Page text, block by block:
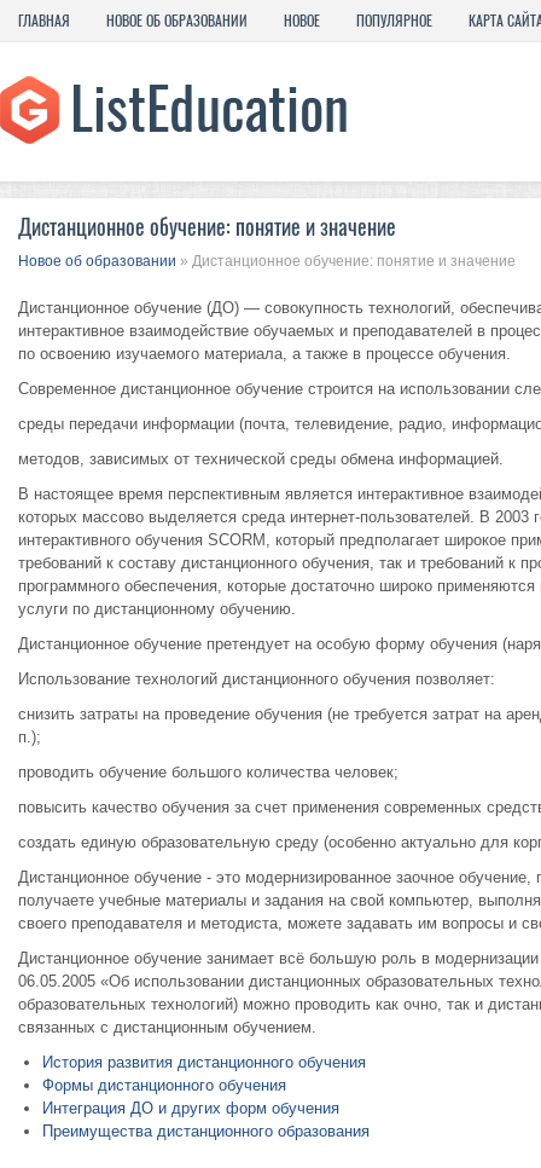
ГЛАВНАЯ НОВОЕ ОБ ОБРАЗОВАНИИ НОВОЕ ПОПУЛЯРНОЕ КАРТА
Дистанционное обучение: понятие и значение
Новое об образовании » Дистанционное обучение: понятие и значение
Дистанционное обучение (ДО) — совокупность технологий,
интерактивное взаимодействие обучаемых и преподавателей в
по освоению изучаемого материала, а также в процессе обучения.
Современное дистанционное обучение строится на использовании
среды передачи информации (почта, телевидение, радио,
методов, зависимых от технической среды обмена информацией.
В настоящее время перспективным является интерактивное
которых массово выделяется среда интернет-пользователей. В 2003
интерактивного обучения SCORM, который предполагает широкое
требований к составу дистанционного обучения, так и требований
программного обеспечения, которые достаточно широко
услуги по дистанционному обучению.
Дистанционное обучение претендует на особую форму обучения
Использование технологий дистанционного обучения позволяет:
снизить затраты на проведение обучения (не требуется затрат на
п.);
проводить обучение большого количества человек;
повысить качество обучения за счет применения современных
создать единую образовательную среду (особенно актуально для
Дистанционное обучение - это модернизированное заочное
получаете учебные материалы и задания на свой компьютер,
своего преподавателя и методиста, можете задавать им вопросы и
Дистанционное обучение занимает всё большую роль в
06.05.2005 «Об использовании дистанционных образовательных
образовательных технологий) можно проводить как очно, так и
связанных с дистанционным обучением.
История развития дистанционного обучения
Формы дистанционного обучения
Интеграция ДО и других форм обучения
Преимущества дистанционного образования